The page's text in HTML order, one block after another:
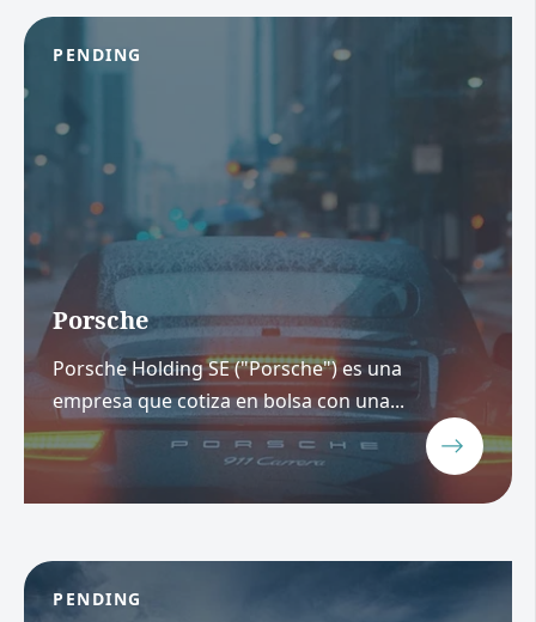
PENDING
Porsche
Porsche Holding SE ("Porsche") es una
empresa que cotiza en bolsa con una...
PENDING